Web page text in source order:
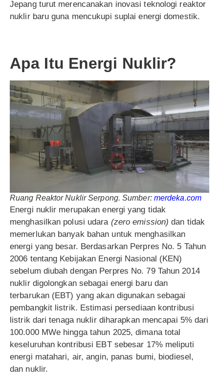
Jepang turut merencanakan inovasi teknologi reaktor
nuklir baru guna mencukupi suplai energi domestik.
Apa Itu Energi Nuklir?
Ruang Reaktor Nuklir Serpong. Sumber: merdeka.com
Energi nuklir merupakan energi yang tidak
menghasilkan polusi udara (zero emission) dan tidak
memerlukan banyak bahan untuk menghasilkan
energi yang besar. Berdasarkan Perpres No. 5 Tahun
2006 tentang Kebijakan Energi Nasional (KEN)
sebelum diubah dengan Perpres No. 79 Tahun 2014
nuklir digolongkan sebagai energi baru dan
terbarukan (EBT) yang akan digunakan sebagai
pembangkit listrik. Estimasi persediaan kontribusi
listrik dari tenaga nuklir diharapkan mencapai 5% dari
100.000 MWe hingga tahun 2025, dimana total
keseluruhan kontribusi EBT sebesar 17% meliputi
energi matahari, air, angin, panas bumi, biodiesel,
dan nuklir.